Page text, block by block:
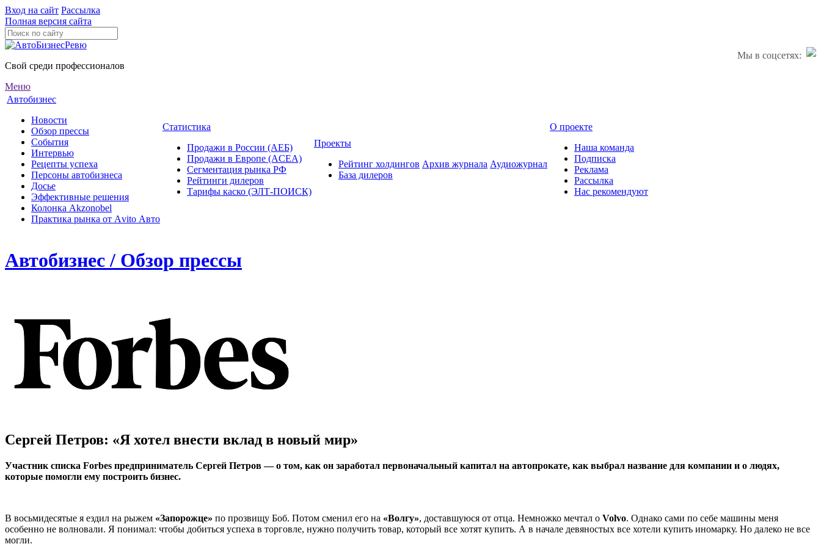
Вход на сайт Рассылка
Полная версия сайта
Мы в соцсетях:
Свой среди профессионалов
Меню
Автобизнес
Новости
Обзор прессы
События
Интервью
Рецепты успеха
Персоны автобизнеса
Досье
Эффективные решения
Колонка Akzonobel
Практика рынка от Аvito Авто
Статистика
Продажи в России (АЕБ)
Продажи в Европе (ACEA)
Сегментация рынка РФ
Рейтинги дилеров
Тарифы каско (ЭЛТ-ПОИСК)
Проекты
Рейтинг холдингов
База дилеров
Архив журнала Аудиожурнал
О проекте
Наша команда
Подписка
Реклама
Рассылка
Нас рекомендуют
Автобизнес / Обзор прессы
Сергей Петров: «Я хотел внести вклад в новый мир»
Участник списка Forbes предприниматель Сергей Петров — о том, как он заработал первоначальный капитал на автопрокате, как выбрал название для компании и о людях,
которые помогли ему построить бизнес.
В восьмидесятые я ездил на рыжем «Запорожце» по прозвищу Боб. Потом сменил его на «Волгу», доставшуюся от отца. Немножко мечтал о Volvo. Однако сами по себе машины меня
особенно не волновали. Я понимал: чтобы добиться успеха в торговле, нужно получить товар, который все хотят купить. А в начале девяностых все хотели купить иномарку. Но далеко не все
могли.